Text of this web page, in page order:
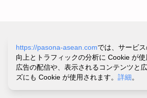
https://pasona-asean.comでは、サービ
向上とトラフィックの分析に Cookie が使
広告の配信や、表示されるコンテンツと
ズにも Cookie が使用されます。 詳細。
サイトポリシー&プライバシー
利用規約
お問い合わせ・ヘルプ
© PASONA VIETNAM